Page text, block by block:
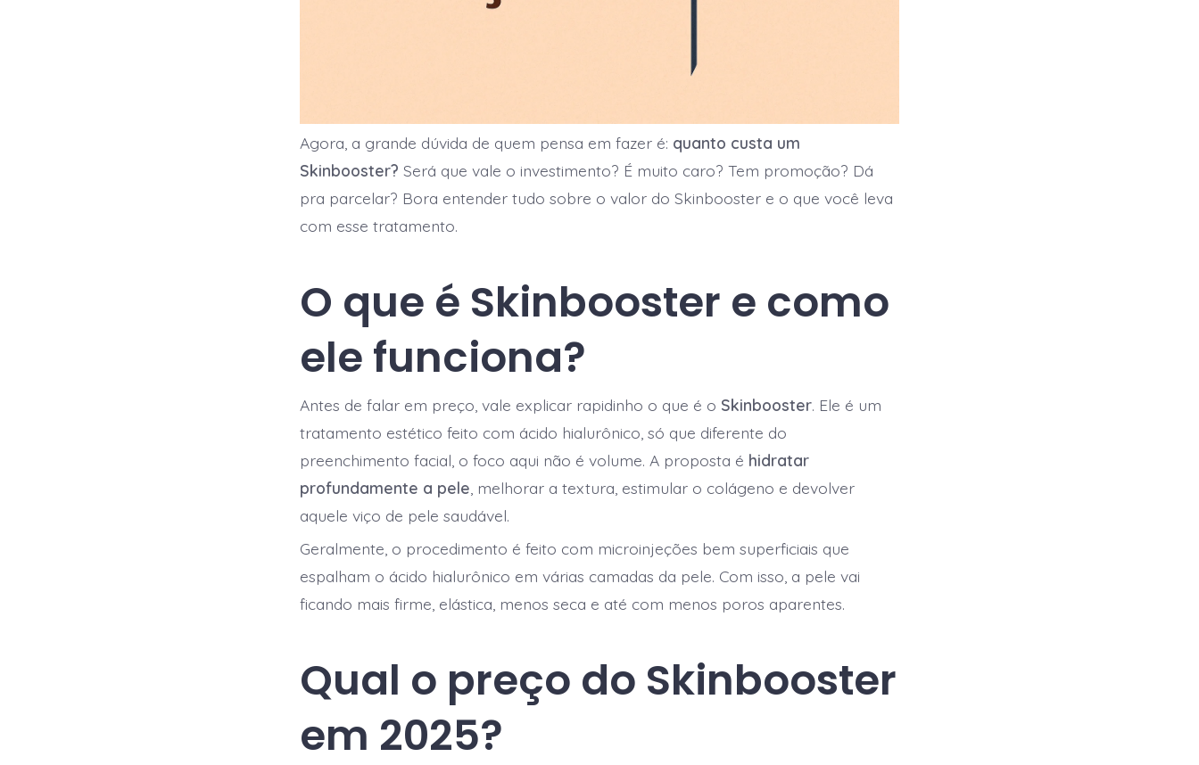
Agora, a grande dúvida de quem pensa em fazer é: quanto custa um
Skinbooster? Será que vale o investimento? É muito caro? Tem promoção? Dá
pra parcelar? Bora entender tudo sobre o valor do Skinbooster e o que você leva
com esse tratamento.
O que é Skinbooster e como
ele funciona?
Antes de falar em preço, vale explicar rapidinho o que é o Skinbooster. Ele é um
tratamento estético feito com ácido hialurônico, só que diferente do
preenchimento facial, o foco aqui não é volume. A proposta é hidratar
profundamente a pele , melhorar a textura, estimular o colágeno e devolver
aquele viço de pele saudável.
Geralmente, o procedimento é feito com microinjeções bem superficiais que
espalham o ácido hialurônico em várias camadas da pele. Com isso, a pele vai
ficando mais firme, elástica, menos seca e até com menos poros aparentes.
Qual o preço do Skinbooster
em 2025?